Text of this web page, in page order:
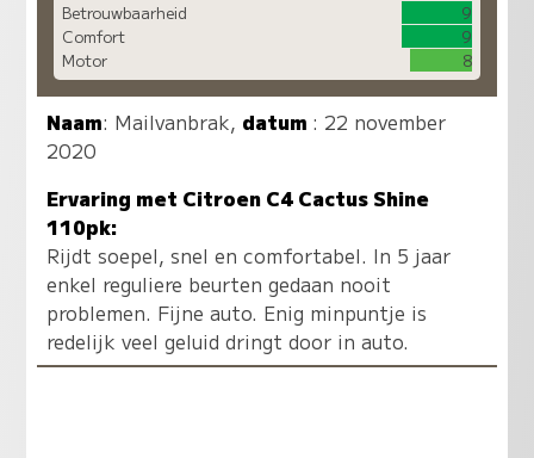
Betrouwbaarheid
9
Comfort
9
Motor
8
Naam: Mailvanbrak, datum : 22 november
2020
Ervaring met Citroen C4 Cactus Shine
110pk:
Rijdt soepel, snel en comfortabel. In 5 jaar
enkel reguliere beurten gedaan nooit
problemen. Fijne auto. Enig minpuntje is
redelijk veel geluid dringt door in auto.